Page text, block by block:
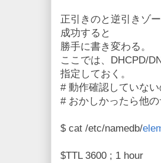
正引きのと逆引きゾ
成功すると
勝手に書き変わる。
ここでは、DHCPD/
指定しておく。
# 動作確認していな
# おかしかったら他
$ cat /etc/namedb/
$TTL 3600 ; 1 hour